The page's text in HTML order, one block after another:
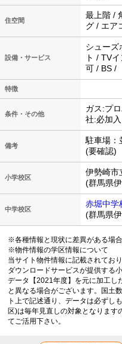
住空間
最上階 /
グ / エア
設備・サービス
シューズ
ト / TV
可 / BS /
特徴
条件・その他
ガス:プ
社:必加
備考
駐車場：
(要確認)
小学校区
伊勢崎市
(群馬県
中学校区
赤堀中学
(群馬県
※各種情報と現状に差異がある場
※物件情報の学区情報について
当サイト物件情報に記載されてお
ダウンロードサービスが提供する
データ【2021年度】を元に加工し
と異なる場合がございます。国土
ト上で記述通り、データは必ずし
区)は毎年見直しの対象となります
てご活用下さい。